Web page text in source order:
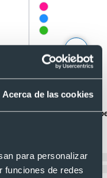
Acerca de las cookies
para personalizar
funciones de redes
Eco
Gafas de sol eco